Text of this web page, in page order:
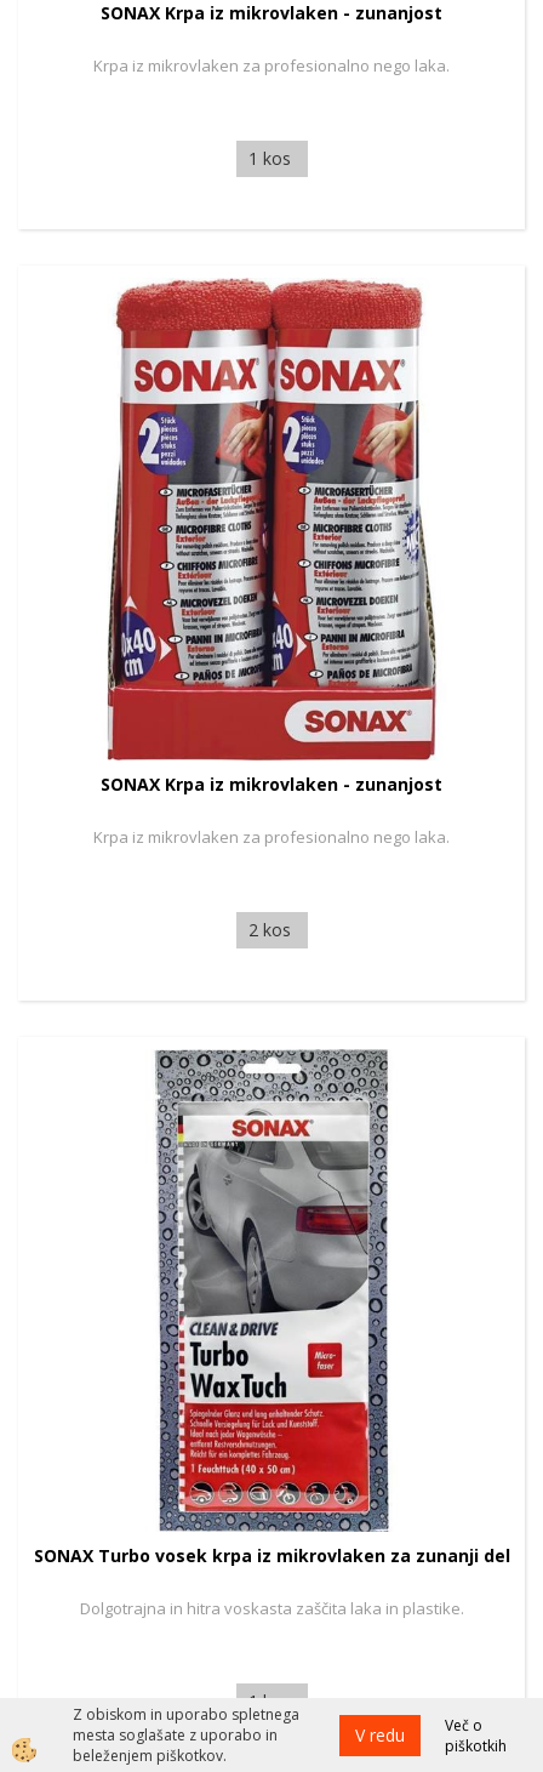
SONAX Krpa iz mikrovlaken - zunanjost
Krpa iz mikrovlaken za profesionalno nego laka.
1 kos
SONAX Krpa iz mikrovlaken - zunanjost
Krpa iz mikrovlaken za profesionalno nego laka.
2 kos
SONAX Turbo vosek krpa iz mikrovlaken za zunanji del
Dolgotrajna in hitra voskasta zaščita laka in plastike.
1 kos
Z obiskom in uporabo spletnega
mesta soglašate z uporabo in
beleženjem piškotkov.
V redu
Več o
piškotkih